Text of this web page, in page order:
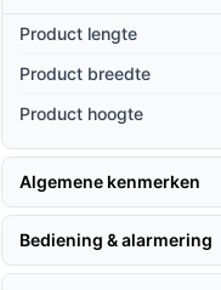
Product lengte
Product breedte
Product hoogte
Algemene kenmerken
Bediening & alarmering